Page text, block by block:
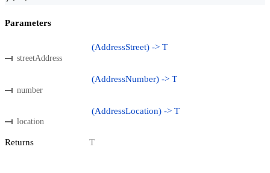
Parameters
streetAddress
(AddressStreet) -> T
number
(AddressNumber) -> T
location
(AddressLocation) -> T
Returns T